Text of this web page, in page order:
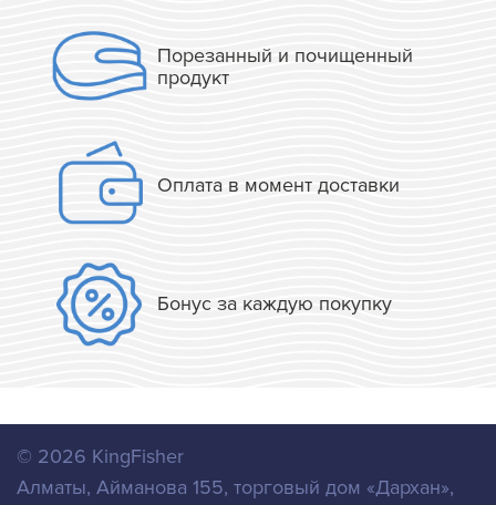
Порезанный и почищенный
продукт
Оплата в момент доставки
Бонус за каждую покупку
© 2026 KingFisher
Алматы, Айманова 155, торговый дом «Дархан»,